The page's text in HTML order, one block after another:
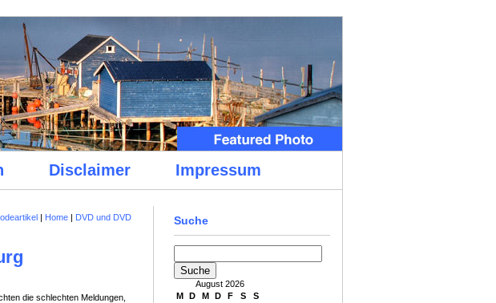
Disclaimer Impressum
Suche
August 2026
M D M D F S
S
| Home | DVD und DVD
die schlechten Meldungen,